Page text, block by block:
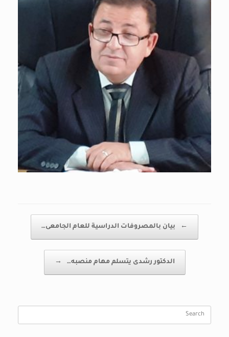
← بيان بالمصروفات الدراسية للعام الجامعى…
الدكتور رشدى يتسلم مهام منصبه… →
Search